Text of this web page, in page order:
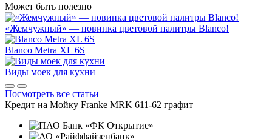
Может быть полезно
«Жемчужный» — новинка цветовой палитры Blanco!
Blanco Metra XL 6S
Виды моек для кухни
Посмотреть все статьи
Кредит на Мойку Franke MRK 611-62 графит